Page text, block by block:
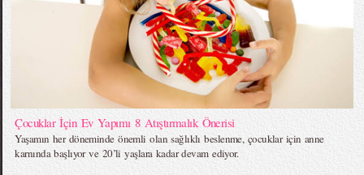
Çocuklar İçin Ev Yapımı 8 Atıştırmalık Önerisi
Yaşamın her döneminde önemli olan sağlıklı beslenme, çocuklar için anne
karnında başlıyor ve 20’li yaşlara kadar devam ediyor.